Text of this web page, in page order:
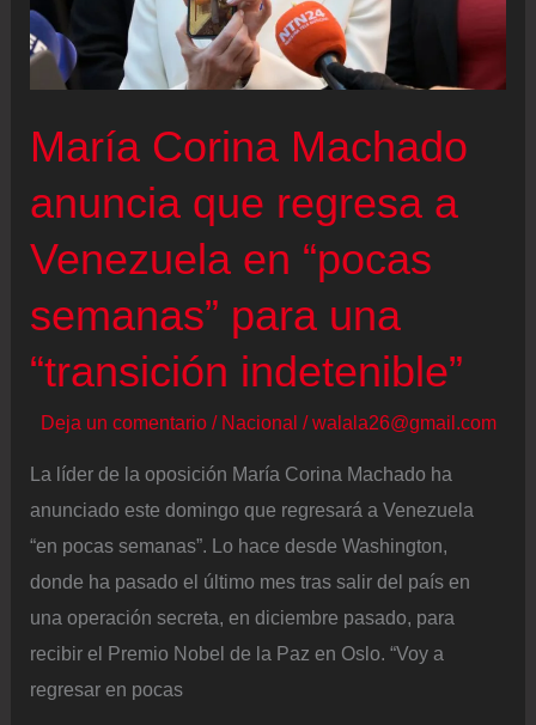
María Corina Machado
anuncia que regresa a
Venezuela en “pocas
semanas” para una
“transición indetenible”
Deja un comentario / Nacional /walala26@gmail.com
La líder de la oposición María Corina Machado ha
anunciado este domingo que regresará a Venezuela
“en pocas semanas”. Lo hace desde Washington,
donde ha pasado el último mes tras salir del país en
una operación secreta, en diciembre pasado, para
recibir el Premio Nobel de la Paz en Oslo. “Voy a
regresar en pocas